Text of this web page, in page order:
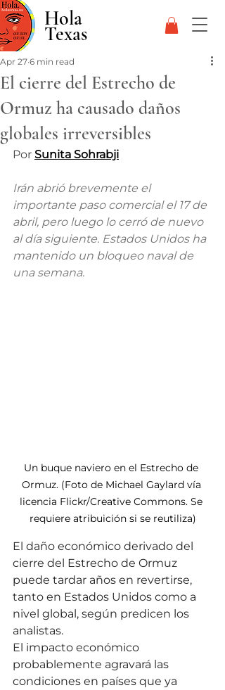
Hola
Texas
El cierre del Estrecho de
Ormuz ha causado daños
globales irreversibles
Apr 27 6 min read
Por Sunita Sohrabji
Irán abrió brevemente el
importante paso comercial el 17 de
abril, pero luego lo cerró de nuevo
al día siguiente. Estados Unidos ha
mantenido un bloqueo naval de
una semana.
Un buque naviero en el Estrecho de
Ormuz. (Foto de Michael Gaylard vía
licencia Flickr/Creative Commons. Se
requiere atribuición si se reutiliza)
El daño económico derivado del
cierre del Estrecho de Ormuz
puede tardar años en revertirse,
tanto en Estados Unidos como a
nivel global, según predicen los
analistas.
El impacto económico
probablemente agravará las
condiciones en países que ya